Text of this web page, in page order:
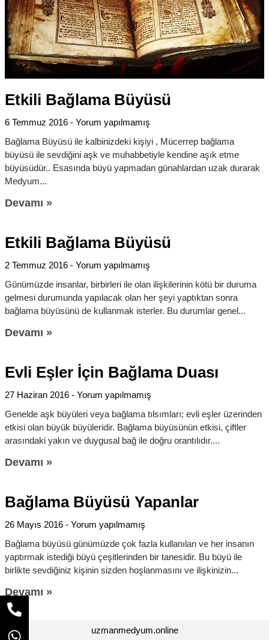
Etkili Bağlama Büyüsü
6 Temmuz 2016
Yorum yapılmamış
Bağlama Büyüsü ile kalbinizdeki kişiyi , Mücerrep bağlama
büyüsü ile sevdiğini aşk ve muhabbetiyle kendine aşık etme
büyüsüdür.. Esasında büyü yapmadan günahlardan uzak durarak
Medyum
Devamı »
Etkili Bağlama Büyüsü
2 Temmuz 2016
Yorum yapılmamış
Günümüzde insanlar, birbirleri ile olan ilişkilerinin kötü bir duruma
gelmesi durumunda yapılacak olan her şeyi yaptıktan sonra
bağlama büyüsünü de kullanmak isterler. Bu durumlar genel
Devamı »
Evli Eşler İçin Bağlama Duası
27 Haziran 2016
Yorum yapılmamış
Genelde aşk büyüleri veya bağlama tılsımları; evli eşler üzerinden
etkisi olan büyük büyüleridir. Bağlama büyüsünün etkisi, çiftler
arasındaki yakın ve duygusal bağ ile doğru orantılıdır.
Devamı »
Bağlama Büyüsü Yapanlar
26 Mayıs 2016
Yorum yapılmamış
Bağlama büyüsü günümüzde çok fazla kullanılan ve her insanın
yaptırmak istediği büyü çeşitlerinden bir tanesidir. Bu büyü ile
birlikte sevdiğiniz kişinin sizden hoşlanmasını ve ilişkinizin
Devamı »
uzmanmedyum.online